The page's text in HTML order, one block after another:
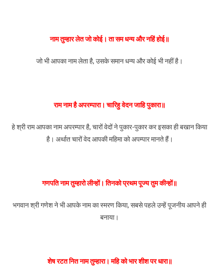
नाम तुम्हार लेत जो कोई। ता सम धन्य और नहिं होई॥
जो भी आपका नाम लेता है, उसके समान धन्य और कोई भी नहीं है।
राम नाम है अपरम्पारा। चारिहु वेदन जाहि पुकारा॥
हे श्री राम आपका नाम अपरम्पार है, चारों वेदों ने पुकार-पुकार कर इसका ही बखान किया
है। अर्थात चारों वेद आपकी महिमा को अपम्पार मानते हैं।
गणपति नाम तुम्हारो लीन्हों। तिनको प्रथम पूज्य तुम कीन्हों॥
भगवान श्री गणेश ने भी आपके नाम का स्मरण किया, सबसे पहले उन्हें पूजनीय आपने ही
बनाया।
शेष रटत नित नाम तुम्हारा। महि को भार शीश पर धारा॥